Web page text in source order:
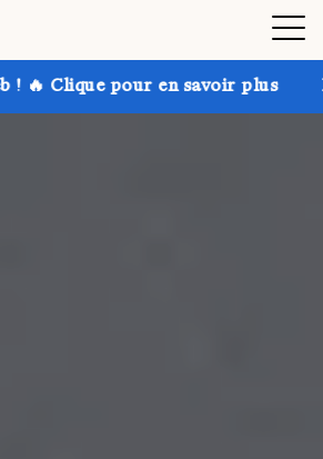
savoir plus Profite de jusqu'à